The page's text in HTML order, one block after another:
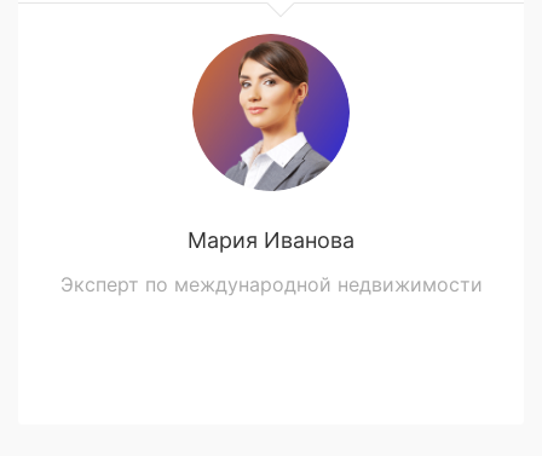
Мария Иванова
Эксперт по международной недвижимости